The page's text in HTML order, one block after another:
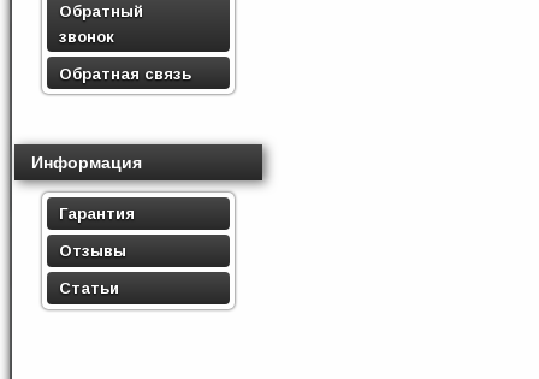
Обратный
звонок
Обратная связь
Информация
Гарантия
Отзывы
Статьи